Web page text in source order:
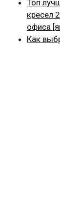
Топ
кресел
офиса
Как